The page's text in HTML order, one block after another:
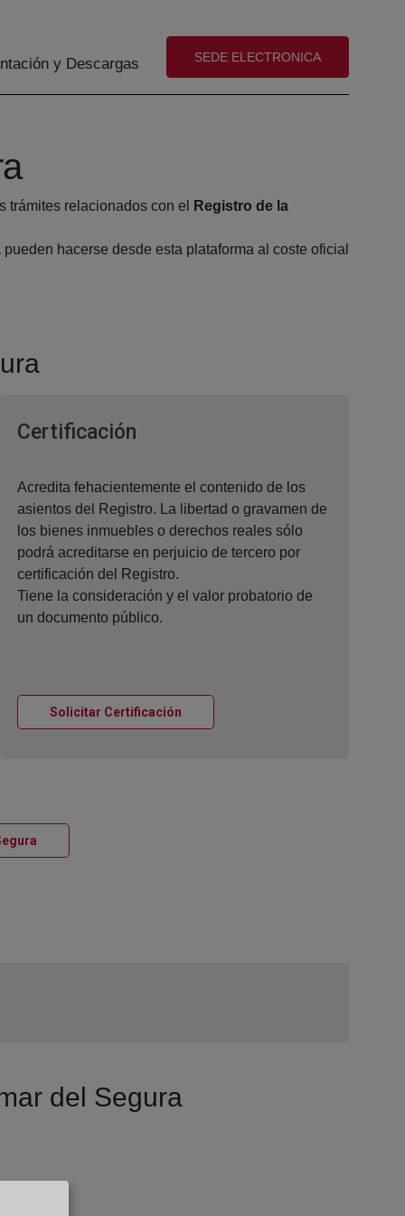
y Descargas (abre en nueva ventana)
SEDE ELECTRONICA
trámites relacionados con el
Registro de la
pueden hacerse desde esta plataforma al coste oficial
Certificación
Acredita fehacientemente el contenido de los
asientos del Registro. La libertad o gravamen de
los bienes inmuebles o derechos reales sólo
podrá acreditarse en perjuicio de tercero por
certificación del Registro.
Tiene la consideración y el valor probatorio de
un documento público.
Solicitar Certificación
del Segura